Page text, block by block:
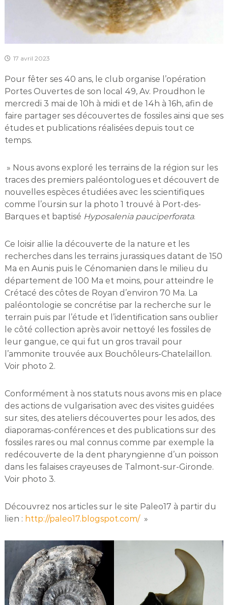
17 avril 2023
Pour fêter ses 40 ans, le club organise l’opération
Portes Ouvertes de son local 49, Av. Proudhon le
mercredi 3 mai de 10h à midi et de 14h à 16h, afin de
faire partager ses découvertes de fossiles ainsi que ses
études et publications réalisées depuis tout ce
temps.
» Nous avons exploré les terrains de la région sur les
traces des premiers paléontologues et découvert de
nouvelles espèces étudiées avec les scientifiques
comme l’oursin sur la photo 1 trouvé à Port-des-
Barques et baptisé Hyposalenia pauciperforata.
Ce loisir allie la découverte de la nature et les
recherches dans les terrains jurassiques datant de 150
Ma en Aunis puis le Cénomanien dans le milieu du
département de 100 Ma et moins, pour atteindre le
Crétacé des côtes de Royan d’environ 70 Ma. La
paléontologie se concrétise par la recherche sur le
terrain puis par l’étude et l’identification sans oublier
le côté collection après avoir nettoyé les fossiles de
leur gangue, ce qui fut un gros travail pour
l’ammonite trouvée aux Bouchôleurs-Chatelaillon.
Voir photo 2.
Conformément à nos statuts nous avons mis en place
des actions de vulgarisation avec des visites guidées
sur sites, des ateliers découvertes pour les ados, des
diaporamas-conférences et des publications sur des
fossiles rares ou mal connus comme par exemple la
redécouverte de la dent pharyngienne d’un poisson
dans les falaises crayeuses de Talmont-sur-Gironde.
Voir photo 3.
Découvrez nos articles sur le site Paleo17 à partir du
lien : http://paleo17.blogspot.com/»